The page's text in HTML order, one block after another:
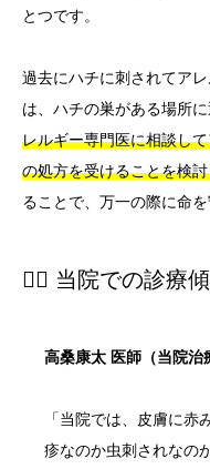
とつです。
過去にハチに刺されてア
は、ハチの巣がある場所
レルギー専門医に相談し
の処方を受けることを検
ることで、万一の際に命を
👨‍⚕️ 当院での診療
高桑康太 医師（当院治
「当院では、皮膚に
疹なのか虫刺されなの